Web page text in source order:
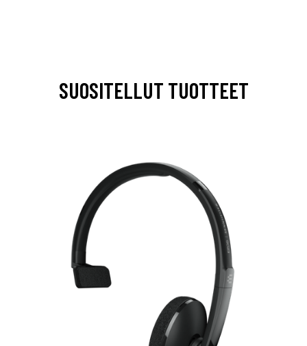
SUOSITELLUT TUOTTEET